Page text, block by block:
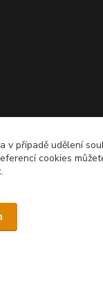
v případě udělení
cookies